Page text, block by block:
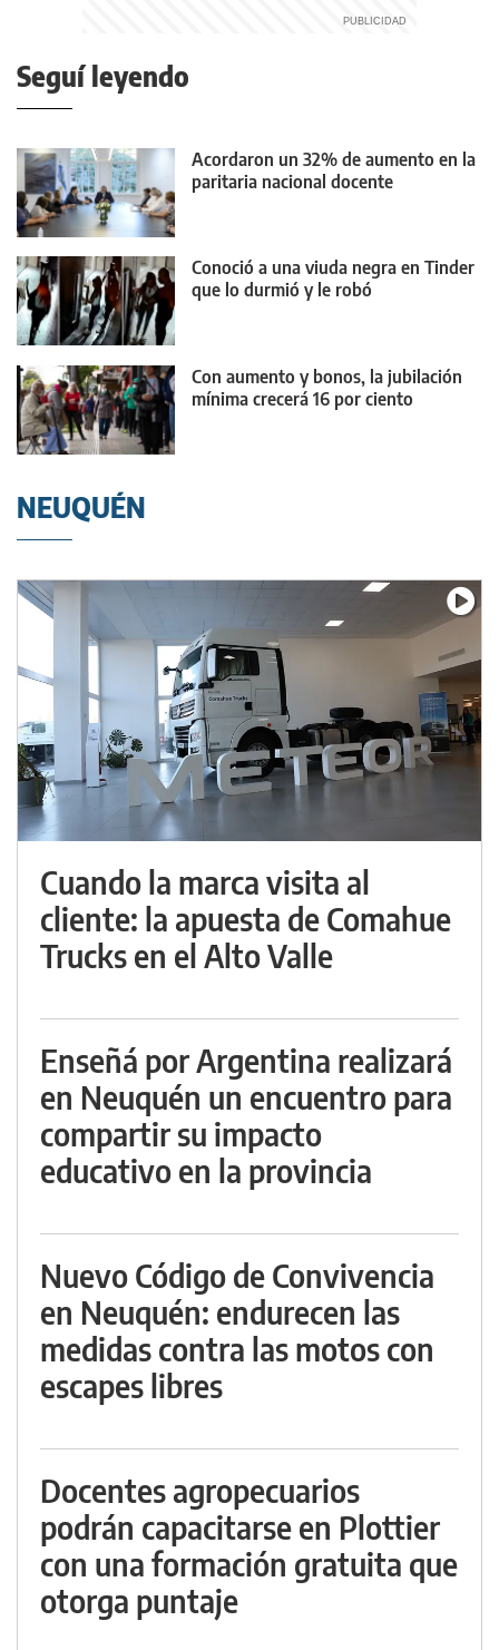
Seguí leyendo
Acordaron un 32% de aumento en la
paritaria nacional docente
Conoció a una viuda negra en Tinder
que lo durmió y le robó
Con aumento y bonos, la jubilación
mínima crecerá 16 por ciento
NEUQUÉN
Cuando la marca visita al
cliente: la apuesta de Comahue
Trucks en el Alto Valle
Enseñá por Argentina realizará
en Neuquén un encuentro para
compartir su impacto
educativo en la provincia
Nuevo Código de Convivencia
en Neuquén: endurecen las
medidas contra las motos con
escapes libres
Docentes agropecuarios
podrán capacitarse en Plottier
con una formación gratuita que
otorga puntaje